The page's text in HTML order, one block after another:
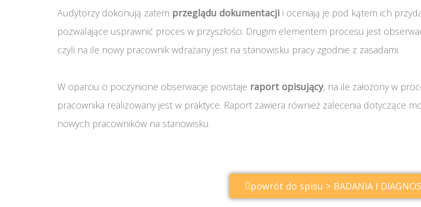
Audytorzy dokonują zatem przeglądu dokumentacji i oceniają je pod kątem ich
pozwalające usprawnić proces w przyszłości. Drugim elementem procesu jest
czyli na ile nowy pracownik wdrażany jest na stanowisku pracy zgodnie z zasadami.
W oparciu o poczynione obserwacje powstaje raport opisujący, na ile założony w
pracownika realizowany jest w praktyce. Raport zawiera również zalecenia dotyczące
nowych pracowników na stanowisku.
powrót do spisu > BADANIA I